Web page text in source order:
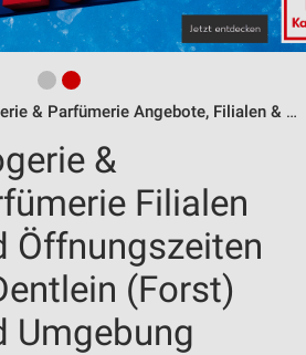
& Parfümerie Angebote, Filialen & Öffnungszeiten
&
Filialen
Öffnungszeiten
(Forst)
Umgebung